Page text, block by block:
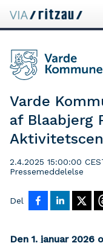
Varde
af Blaabjerg
2.4.2025 15:00:00
Pressemeddelelse
Del
Den 1. januar